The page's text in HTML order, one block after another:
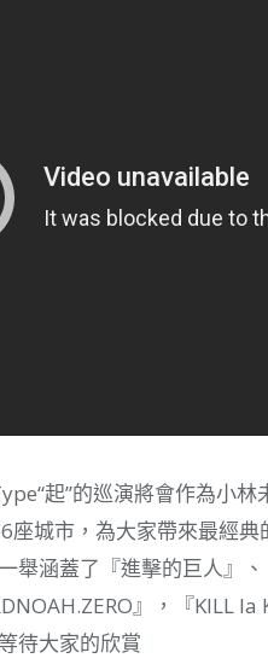
起”的巡演將會作為小
座城市，為大家帶來最經
舉涵蓋了『進擊的巨人』
』，『KILL
待大家的欣賞